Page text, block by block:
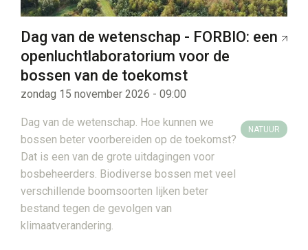
Dag van de wetenschap - FORBIO: een
openluchtlaboratorium voor de
bossen van de toekomst
zondag 15 november 2026 - 09:00
Dag van de wetenschap. Hoe kunnen we
bossen beter voorbereiden op de toekomst?
Dat is een van de grote uitdagingen voor
bosbeheerders. Biodiverse bossen met veel
verschillende boomsoorten lijken beter
bestand tegen de gevolgen van
klimaatverandering.
NATUUR